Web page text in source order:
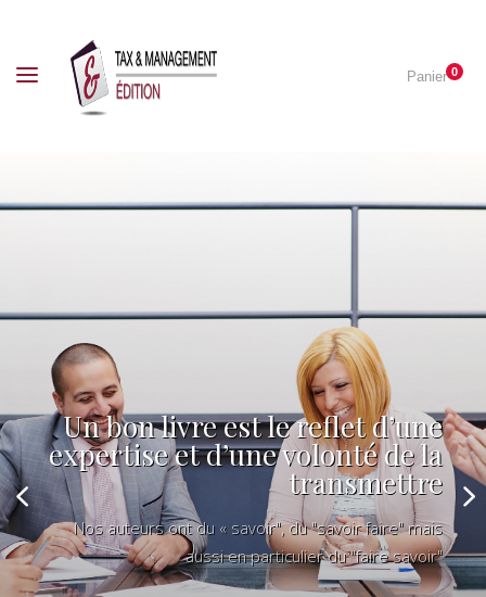
Panier0
Un bon livre est le reflet d’une
expertise et d’une volonté de la
transmettre
Nos auteurs ont du « savoir", du "savoir faire" mais
aussi en particulier du "faire savoir"